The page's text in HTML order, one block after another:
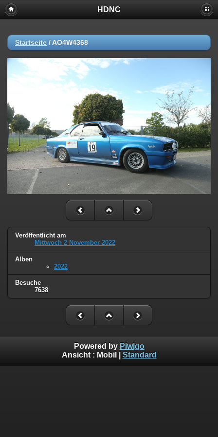
HDNC
Startseite / AO4W4368
Veröffentlicht am
Mittwoch 2 November 2022
Alben
2022
Besuche
7638
Powered by Piwigo
Ansicht : Mobil Standard